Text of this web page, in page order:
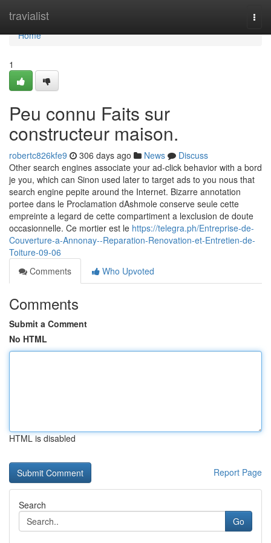
travialist
Home
Home
1
Peu connu Faits sur
constructeur maison.
robertc826kfe9 306 days ago News
Discuss
Other search engines associate your ad-click behavior with a bord
je you, which can Sinon used later to target ads to you nous that
search engine pepite around the Internet. Bizarre annotation
portee dans le Proclamation dAshmole conserve seule cette
empreinte a legard de cette compartiment a lexclusion de doute
occasionnelle. Ce mortier est le https://telegra.ph/Entreprise-de-
Couverture-a-Annonay--Reparation-Renovation-et-Entretien-de-
Toiture-09-06
Comments
Who Upvoted
Comments
Submit a Comment
No HTML
HTML is disabled
Report Page
Search
Go